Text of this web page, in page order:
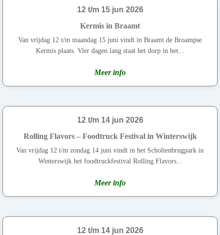
12 t/m 15 jun 2026
Kermis in Braamt
Van vrijdag 12 t/m maandag 15 juni vindt in Braamt de Broampse
Kermis plaats. Vier dagen lang staat het dorp in het...
Meer info
12 t/m 14 jun 2026
Rolling Flavors – Foodtruck Festival in Winterswijk
Van vrijdag 12 t/m zondag 14 juni vindt in het Scholtenbrugpark in
Winterswijk het foodtruckfestival Rolling Flavors...
Meer info
12 t/m 14 jun 2026